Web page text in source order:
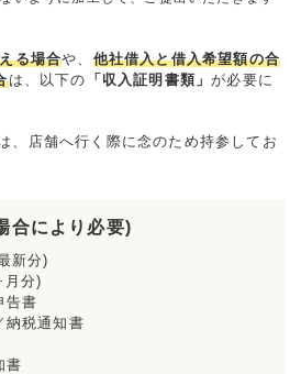
る場合や、 他社借入と借入希望額の合
は、以下の 「収入証明書類」が必要に
、店舗へ行く際に念のため持参してお
合により必要)
新分)
月分)
告書
納税通知書
書